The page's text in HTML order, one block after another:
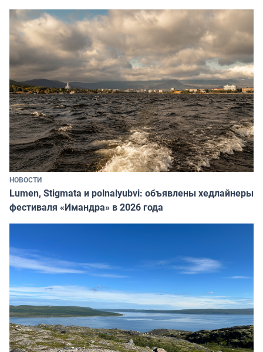
НОВОСТИ
Lumen, Stigmata и polnalyubvi: объявлены хедлайнеры
фестиваля «Имандра» в 2026 года